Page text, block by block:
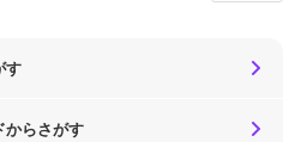
す
からさがす